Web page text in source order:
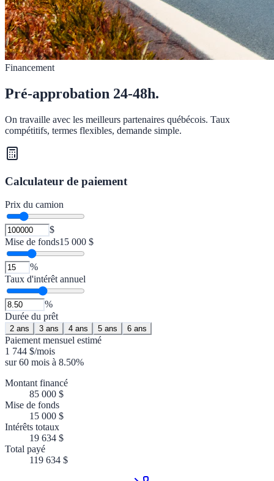
Financement
Pré-approbation 24-48h.
On travaille avec les meilleurs partenaires québécois. Taux
compétitifs, termes flexibles, demande simple.
Calculateur de paiement
Prix du camion
$
Mise de fonds15 000 $
%
Taux d'intérêt annuel
%
Durée du prêt
2 ans 3 ans 4 ans 5 ans 6 ans
Paiement mensuel estimé
1 744 $/mois
sur60 mois à 8.50%
Montant financé
85 000 $
Mise de fonds
15 000 $
Intérêts totaux
19 634 $
Total payé
119 634 $